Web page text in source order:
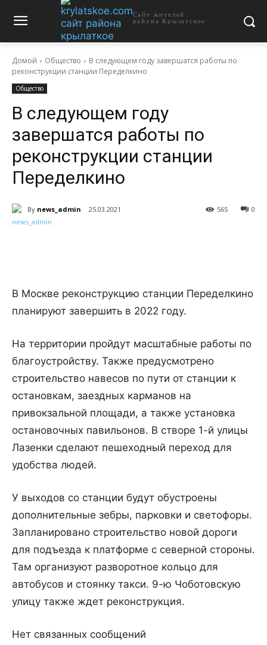
Сайт жителей
района Крылатское
Домой Общество
В следующем году завершатся работы по
реконструкции станции Переделкино
Общество
В следующем году
завершатся работы по
реконструкции станции
Переделкино
By news_admin 25.03.2021 0
565
В Москве реконструкцию станции Переделкино
планируют завершить в 2022 году.
На территории пройдут масштабные работы по
благоустройству. Также предусмотрено
строительство навесов по пути от станции к
остановкам, заездных карманов на
привокзальной площади, а также установка
остановочных павильонов. В створе 1-й улицы
Лазенки сделают пешеходный переход для
удобства людей.
У выходов со станции будут обустроены
дополнительные зебры, парковки и светофоры.
Запланировано строительство новой дороги
для подъезда к платформе с северной стороны.
Там организуют разворотное кольцо для
автобусов и стоянку такси. 9-ю Чоботовскую
улицу также ждет реконструкция.
Нет связанных сообщений